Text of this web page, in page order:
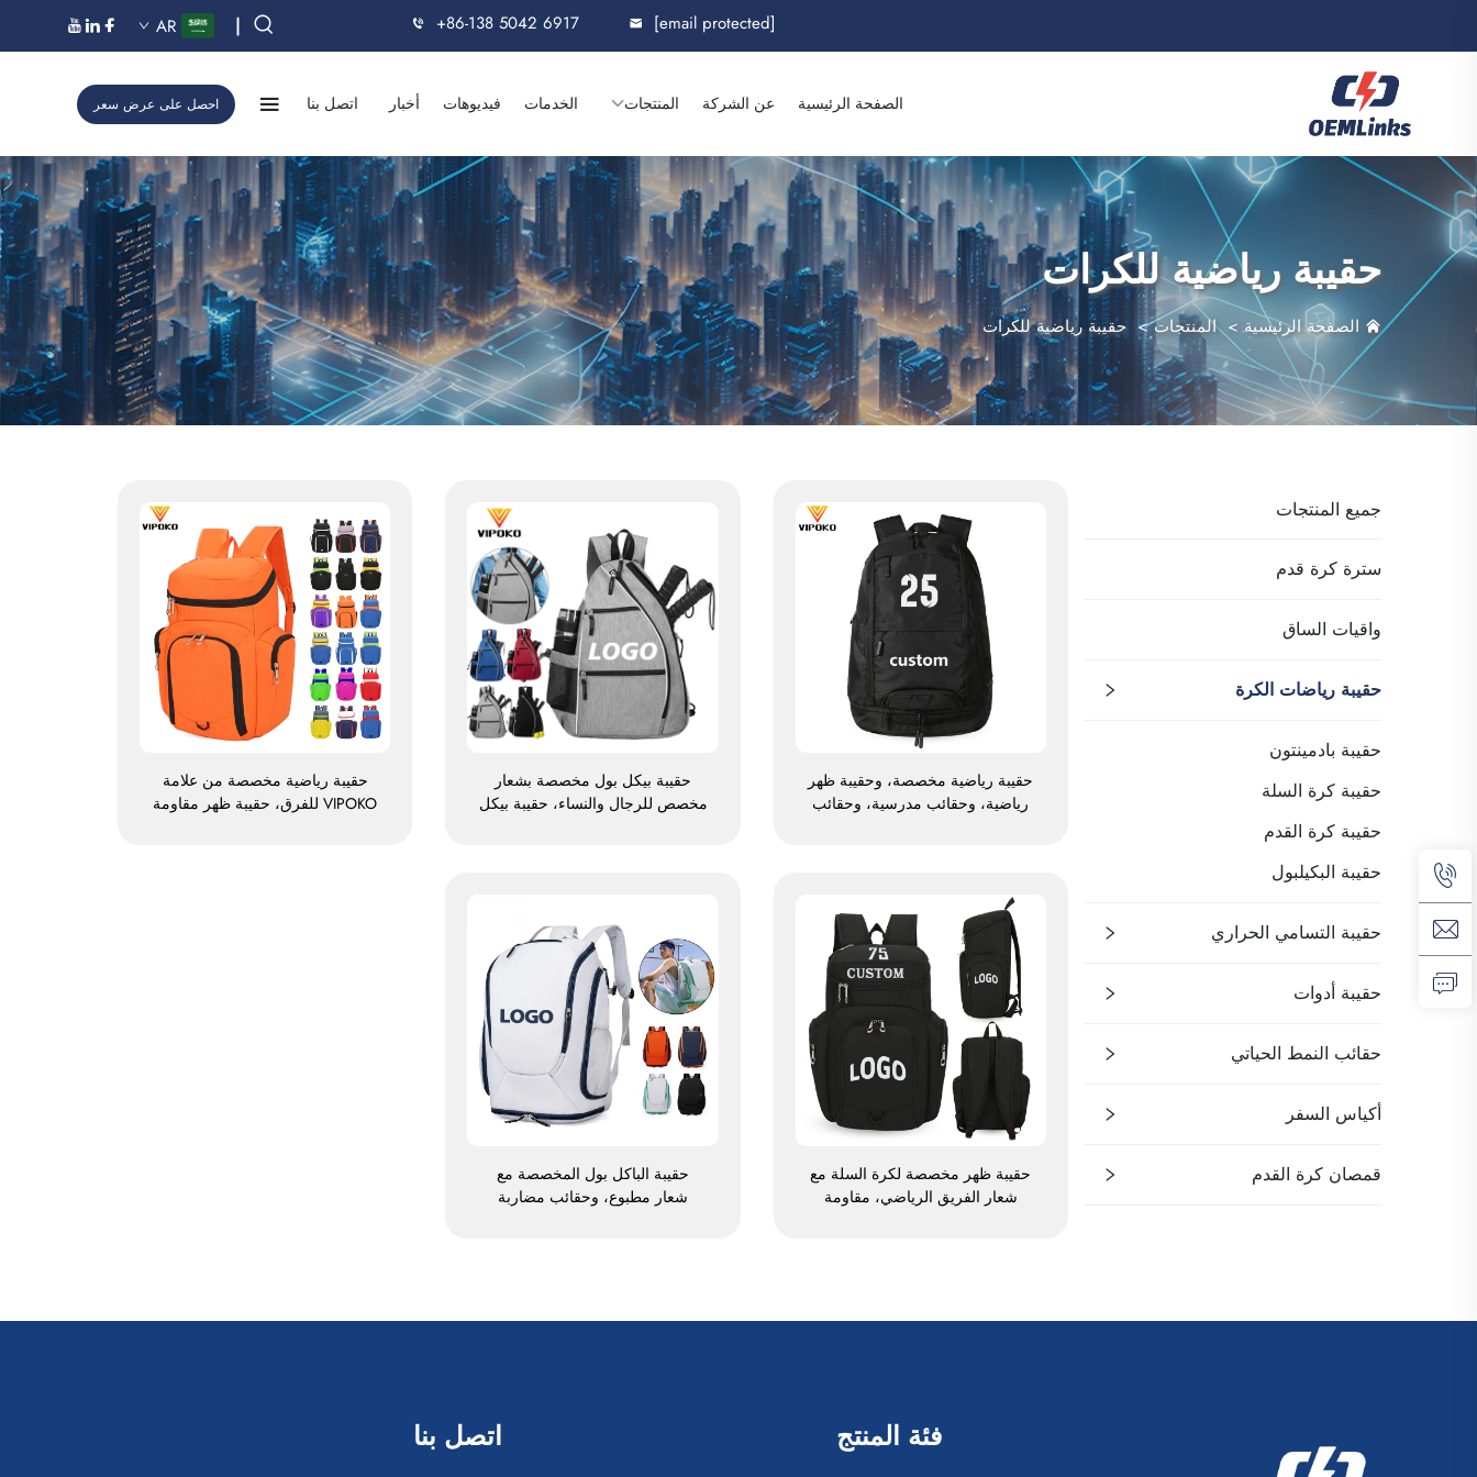
+86-138 5042 6917 [email protected]
|
AR
الصفحة الرئيسية عن الشركة المنتجات الخدمات فيديوهات أخبار اتصل بنا احصل على عرض سعر
حقيبة رياضية للكرات
الصفحة الرئيسية>المنتجات>حقيبة رياضية للكرات
جميع المنتجات
سترة كرة قدم
واقيات الساق
حقيبة رياضات الكرة
حقيبة بادمينتون
حقيبة كرة السلة
حقيبة كرة القدم
حقيبة البكيلبول
حقيبة التسامي الحراري
حقيبة أدوات
حقائب النمط الحياتي
أكياس السفر
قمصان كرة القدم
حقيبة رياضية مخصصة، وحقيبة ظهر
رياضية، وحقائب مدرسية، وحقائب
الأمريكية، وحقيبة لتنس وكرة سلة
حقيبة بيكل بول مخصصة بشعار
مخصص للرجال والنساء، حقيبة بيكل
حقيبة رياضية مخصصة من علامة
VIPOKO للفرق، حقيبة ظهر مقاومة
حقيبة ظهر مخصصة لكرة السلة مع
شعار الفريق الرياضي، مقاومة
حقيبة الباكل بول المخصصة مع
شعار مطبوع، وحقائب مضاربة
فئة المنتج اتصل بنا